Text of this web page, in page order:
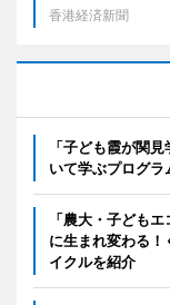
香港経済新聞
「子ども霞が関
いて学ぶプログラ
「農大・子ども
に生まれ変わる
イクルを紹介